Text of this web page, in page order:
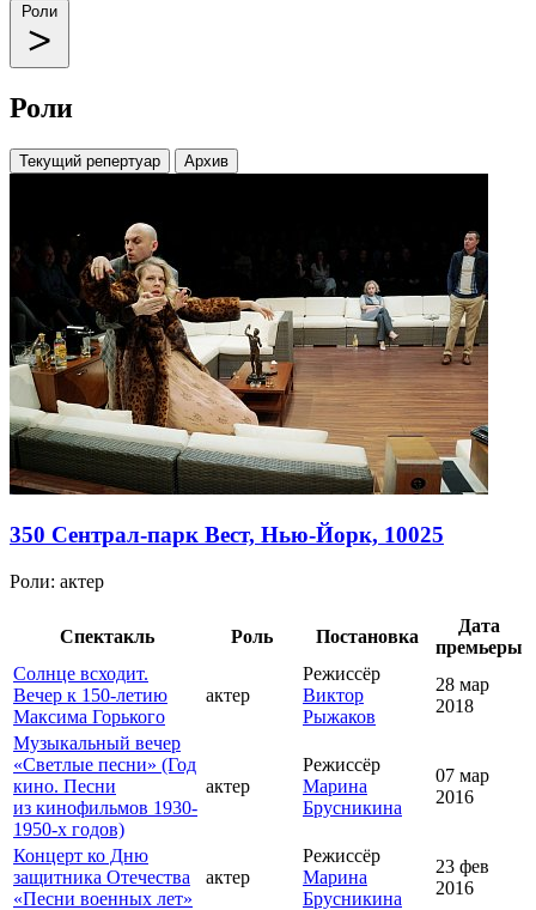
Роли
Роли
Текущий репертуар Архив
350 Сентрал-парк Вест, Нью-Йорк, 10025
Роли: актер
Спектакль Роль Постановка
Дата
премьеры
Солнце всходит.
Вечер к 150-летию
Максима Горького
актер
Режиссёр
Виктор
Рыжаков
28 мар
2018
Музыкальный вечер
«Светлые песни» (Год
кино. Песни
из кинофильмов 1930-
1950-х годов)
актер
Режиссёр
Марина
Брусникина
07 мар
2016
Концерт ко Дню
защитника Отечества
«Песни военных лет»
актер
Режиссёр
Марина
Брусникина
23 фев
2016